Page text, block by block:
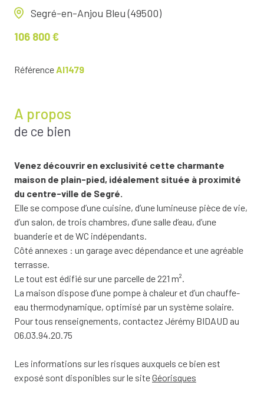
Segré-en-Anjou Bleu (49500)
106 800 €
RéférenceAI1479
A propos
de ce bien
Venez découvrir en exclusivité cette charmante
maison de plain-pied, idéalement située à proximité
du centre-ville de Segré.
Elle se compose d’une cuisine, d’une lumineuse pièce de vie,
d’un salon, de trois chambres, d’une salle d’eau, d’une
buanderie et de WC indépendants.
Côté annexes : un garage avec dépendance et une agréable
terrasse.
Le tout est édifié sur une parcelle de 221 m².
La maison dispose d’une pompe à chaleur et d’un chauffe-
eau thermodynamique, optimisé par un système solaire.
Pour tous renseignements, contactez Jérémy BIDAUD au
06.03.94.20.75
Les informations sur les risques auxquels ce bien est
exposé sont disponibles sur le siteGéorisques